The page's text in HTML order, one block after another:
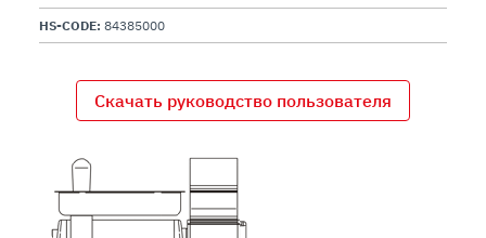
HS-CODE: 84385000
Скачать руководство пользователя